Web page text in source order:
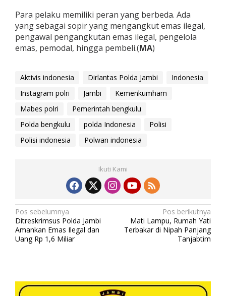
Para pelaku memiliki peran yang berbeda. Ada
yang sebagai sopir yang mengangkut emas ilegal,
pengawal pengangkutan emas ilegal, pengelola
emas, pemodal, hingga pembeli.(MA)
Aktivis indonesia Dirlantas Polda Jambi
Indonesia
Instagram polri
Jambi
Kemenkumham
Mabes polri
Pemerintah bengkulu
Polda bengkulu
polda Indonesia
Polisi
Polisi indonesia
Polwan indonesia
Ikuti Kami
N
a
v
a
Pos sebelumnya
Ditreskrimsus Polda Jambi
Amankan Emas Ilegal dan
Uang Rp 1,6 Miliar
Pos berikutnya
Mati Lampu, Rumah Yati
Terbakar di Nipah Panjang
Tanjabtim